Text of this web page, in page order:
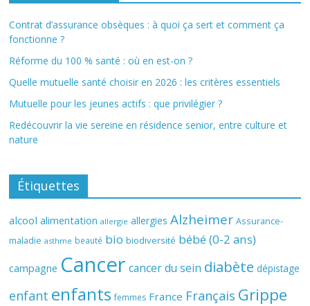
Contrat d’assurance obsèques : à quoi ça sert et comment ça
fonctionne ?
Réforme du 100 % santé : où en est-on ?
Quelle mutuelle santé choisir en 2026 : les critères essentiels
Mutuelle pour les jeunes actifs : que privilégier ?
Redécouvrir la vie sereine en résidence senior, entre culture et
nature
Étiquettes
alcool alimentation allergie allergies Alzheimer Assurance-
maladie asthme beauté bio biodiversité bébé (0-2 ans)
campagne Cancer cancer du sein diabète dépistage
enfant enfants femmes France Français Grippe